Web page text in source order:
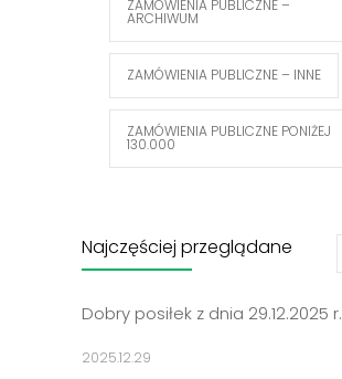
ZAMÓWIENIA PUBLICZNE –
ARCHIWUM
ZAMÓWIENIA PUBLICZNE – INNE
ZAMÓWIENIA PUBLICZNE PONIŻEJ
130.000
Najczęściej przeglądane
Dobry posiłek z dnia 29.12.2025 r.
2025.12.29